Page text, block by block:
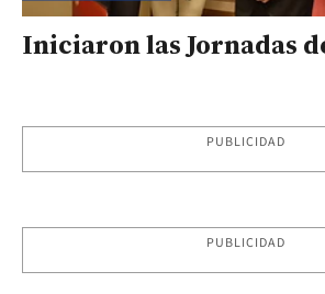
Iniciaron las Jornadas
PUBLICIDAD
PUBLICIDAD